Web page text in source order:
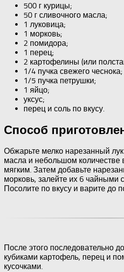
500 г курицы;
50 г сливочного масла;
1 луковица;
1 морковь;
2 помидора;
1 перец;
2 картофелины (или
1/4 пучка свежего чеснока;
1/5 пучка петрушки;
1 яйцо;
уксус;
перец и соль по вкусу.
Способ
Обжарьте мелко нарезанный
масла и небольшом количестве
мягким. Затем добавьте
морковь, залейте их 6 чайными
Посолите по вкусу и варите до
После этого последовательно
кубиками картофель, перец и
кусочками.